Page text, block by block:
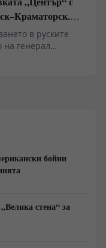
на Starlink
в руските
генерал
Зад засиления
Донец–Донбас
област се
В същото
се покачва от
на
бойни
стена“ за